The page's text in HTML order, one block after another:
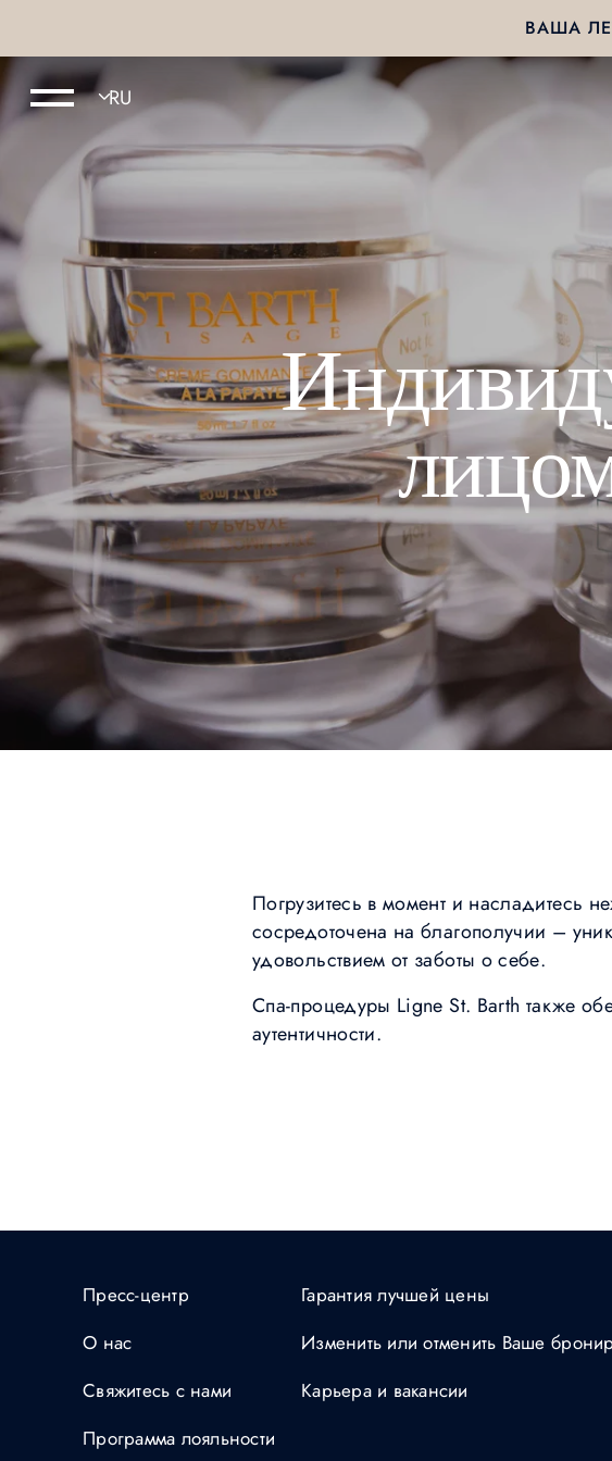
ВАША
Погрузитесь в момент и насладитесь
сосредоточена на благополучии –
удовольствием от заботы о себе.
Спа-процедуры Ligne St. Barth также
аутентичности.
Пресс-центр
О нас
Свяжитесь с нами
Программа лояльности
Гарантия лучшей цены
Изменить или отменить Ваше
Карьера и вакансии